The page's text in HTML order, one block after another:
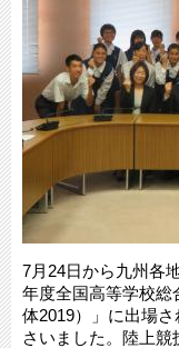
7月24日から九州各
年度全国高等学校総
体2019）」に出場
さいました。陸上